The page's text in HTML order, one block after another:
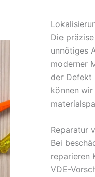
Die
unnötiges
moderner
der Defekt
können
Reparatur
Bei
reparieren
VDE-